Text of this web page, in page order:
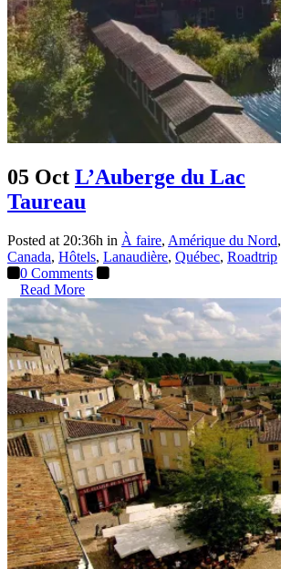
05 Oct L’Auberge du Lac
Taureau
Posted at 20:36h in À faire, Amérique du Nord,
Canada, Hôtels, Lanaudière, Québec, Roadtrip
0 Comments
Read More